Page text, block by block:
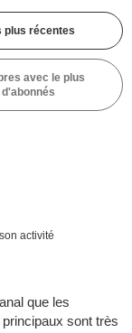
plus récentes
avec le plus
d'abonnés
activité
que les
sont très